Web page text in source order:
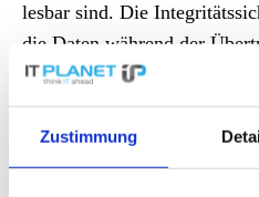
Zustimmung
lesbar sind. Die
die Daten während der
manipuliert werden.
werden nämlich erkannt,
gewährleistet wird.
Webbrowsern oder